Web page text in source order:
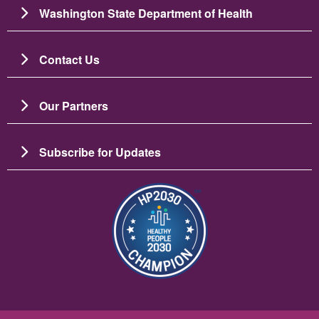
Washington State Department of Health
Contact Us
Our Partners
Subscribe for Updates
Image